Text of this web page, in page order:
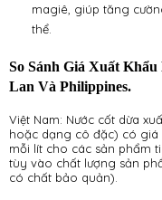
magiê, giúp tăng
thể.
So Sánh Giá Xuất
Lan Và Philippines.
Việt Nam: Nước cốt dừa
hoặc dạng cô đặc) có giá
mỗi lít cho các sản phẩm
tùy vào chất lượng sản
có chất bảo quản).